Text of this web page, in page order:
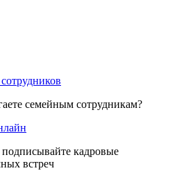
семейным сотрудникам?
кадровые
встреч